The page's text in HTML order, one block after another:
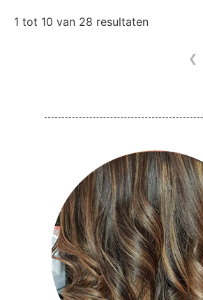
1 tot 10 van 28 resultaten
❮